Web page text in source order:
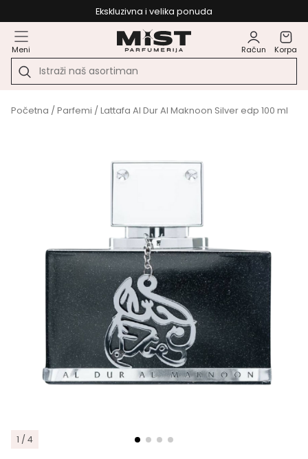
Ekskluzivna i velika ponuda
Meni Račun Korpa
Početna /Parfemi / Lattafa Al Dur Al Maknoon Silver edp 100 ml
1 / 4